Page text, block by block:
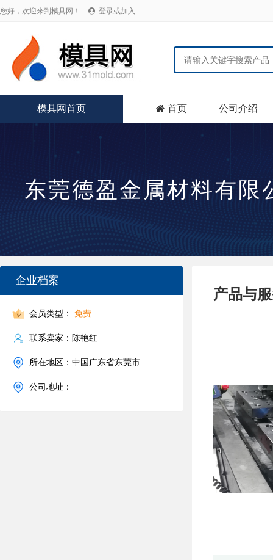
您好，欢迎来到模具网！  登录或加入
模具网首页  首页 公司介绍
东莞德盈金属材料有限
企业档案
会员类型： 免费
联系卖家：陈艳红
所在地区：中国广东省东莞市
公司地址：
产品与